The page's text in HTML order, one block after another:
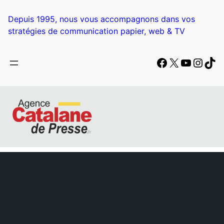
contenu
Depuis 1995, nous vous accompagnons dans vos
stratégies de communication papier, web & TV
Facebook
X